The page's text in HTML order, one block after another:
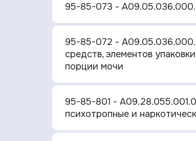
95-85-073 -
95-85-072 -
средств, элементов
порции мочи
95-85-801 -
психотропные и